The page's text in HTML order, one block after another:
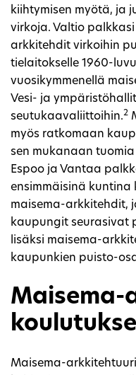
kiihtymisen myötä, ja
virkoja. Valtio
arkkitehdit virkoihin
tielaitokselle 1960-
vuosikymmenellä
Vesi- ja
seutukaavaliittoihin.2
myös ratkomaan
sen mukanaan
Espoo ja Vantaa
ensimmäisinä kuntina
maisema-arkkitehdit,
kaupungit seurasivat
lisäksi maisema-
kaupunkien puisto-
Maisema-
Maisema-